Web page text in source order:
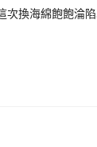
次換海綿飽飽淪